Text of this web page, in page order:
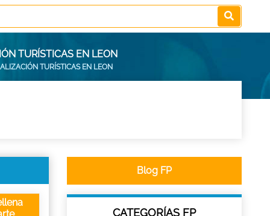
TURÍSTICAS EN LEON
TURÍSTICAS EN LEON
Blog FP
CATEGORÍAS FP